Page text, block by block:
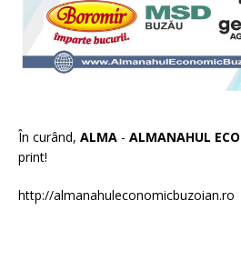
În curând, ALMA - ALMANAHUL
print!
http://almanahuleconomicbuzoian.ro